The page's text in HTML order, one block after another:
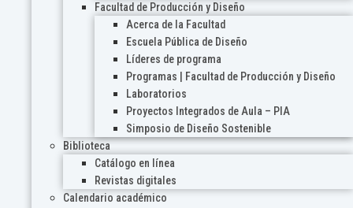
Facultad de Producción y Diseño
Acerca de la Facultad
Escuela Pública de Diseño
Líderes de programa
Programas | Facultad de Producción y Diseño
Laboratorios
Proyectos Integrados de Aula – PIA
Simposio de Diseño Sostenible
Biblioteca
Catálogo en línea
Revistas digitales
Calendario académico